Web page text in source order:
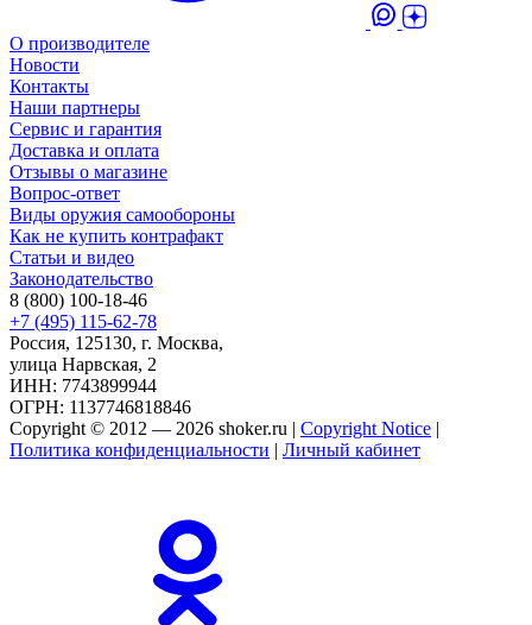
О производителе
Новости
Контакты
Наши партнеры
Сервис и гарантия
Доставка и оплата
Отзывы о магазине
Вопрос-ответ
Виды оружия самообороны
Как не купить контрафакт
Статьи и видео
Законодательство
8 (800) 100-18-46
+7 (495) 115-62-78
Россия, 125130, г. Москва,
улица Нарвская, 2
ИНН: 7743899944
ОГРН: 1137746818846
Copyright © 2012 — 2026 shoker.ru | Copyright Notice |
Политика конфиденциальности | Личный кабинет